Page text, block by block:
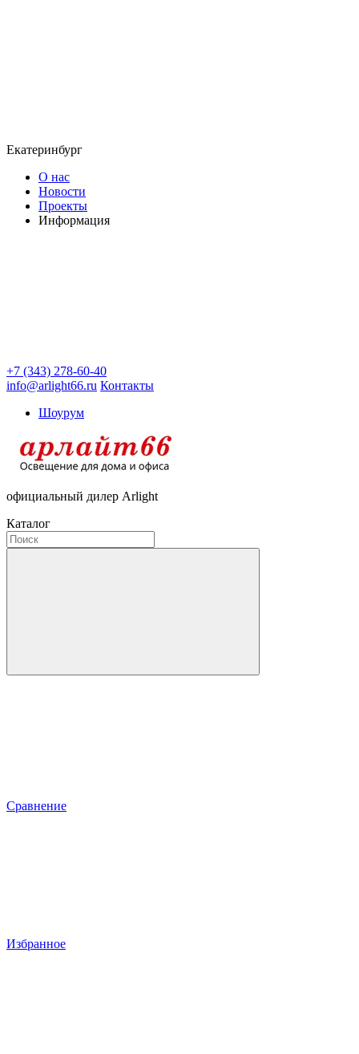
Екатеринбург
О нас
Новости
Проекты
Информация
+7 (343) 278-60-40
info@arlight66.ru Контакты
Шоурум
официальный дилер Arlight
Каталог
Сравнение
Избранное